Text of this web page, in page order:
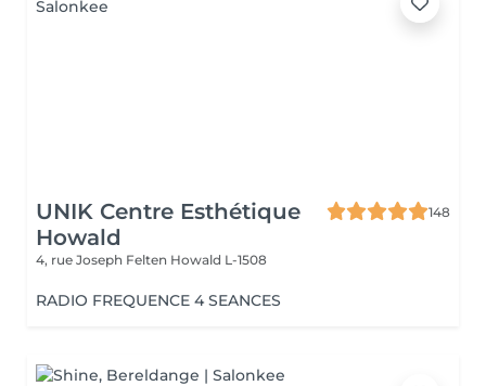
UNIK Centre Esthétique
Howald
148
4, rue Joseph Felten Howald L-1508
RADIO FREQUENCE 4 SEANCES